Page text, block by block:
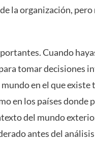
la organización,
Cuando
tomar decisiones
en el que existe
en los países donde
del mundo
antes del análisis